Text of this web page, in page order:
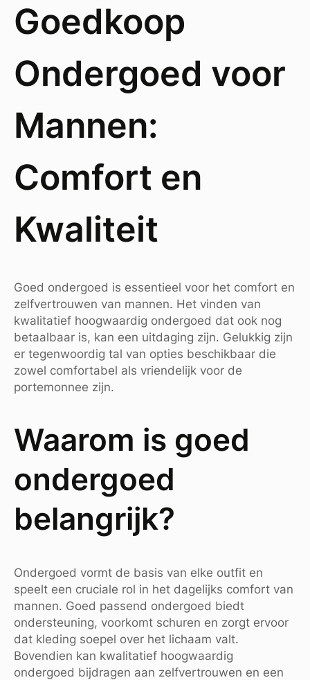
Goedkoop
Ondergoed voor
Mannen:
Comfort en
Kwaliteit
Goed ondergoed is essentieel voor het comfort en
zelfvertrouwen van mannen. Het vinden van
kwalitatief hoogwaardig ondergoed dat ook nog
betaalbaar is, kan een uitdaging zijn. Gelukkig zijn
er tegenwoordig tal van opties beschikbaar die
zowel comfortabel als vriendelijk voor de
portemonnee zijn.
Waarom is goed
ondergoed
belangrijk?
Ondergoed vormt de basis van elke outfit en
speelt een cruciale rol in het dagelijks comfort van
mannen. Goed passend ondergoed biedt
ondersteuning, voorkomt schuren en zorgt ervoor
dat kleding soepel over het lichaam valt.
Bovendien kan kwalitatief hoogwaardig
ondergoed bijdragen aan zelfvertrouwen en een